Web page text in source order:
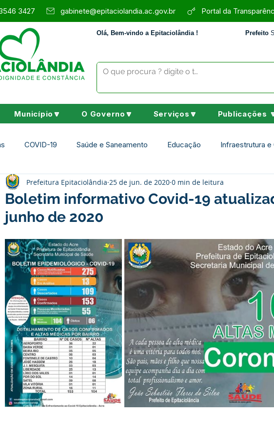
3427 gabinete@epitaciolandia.ac.gov.br Portal da
Olá, Bem-vindo a Epitaciolândia ! Prefeito
Município🔽 O Governo🔽 Serviços🔽 Publicações
COVID-19 Saúde e Saneamento Educação Infraestrutura e
e Meio Ambiente Assistência Social Desporto Cultura e Lazer
e Finanças Institucional e Governo
Vacinômetro Dengue Turismo Licitações
Parlamentares Empreededorismo Meio Ambiente Defesa Civil
Social Aviso INFRAESTRUTURA Cavalgada Semana
Boletim informativo Covid-19
junho de 2020
Prefeitura Epitaciolândia 25 de jun. de 2020 0 min de leitura